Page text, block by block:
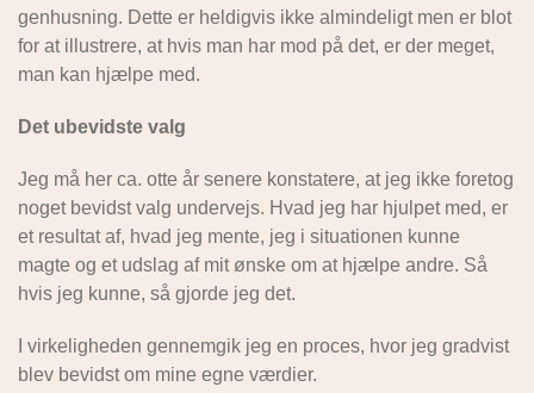
genhusning. Dette er heldigvis ikke almindeligt men er blot
for at illustrere, at hvis man har mod på det, er der meget,
man kan hjælpe med.
Det ubevidste valg
Jeg må her ca. otte år senere konstatere, at jeg ikke foretog
noget bevidst valg undervejs. Hvad jeg har hjulpet med, er
et resultat af, hvad jeg mente, jeg i situationen kunne
magte og et udslag af mit ønske om at hjælpe andre. Så
hvis jeg kunne, så gjorde jeg det.
I virkeligheden gennemgik jeg en proces, hvor jeg gradvist
blev bevidst om mine egne værdier.